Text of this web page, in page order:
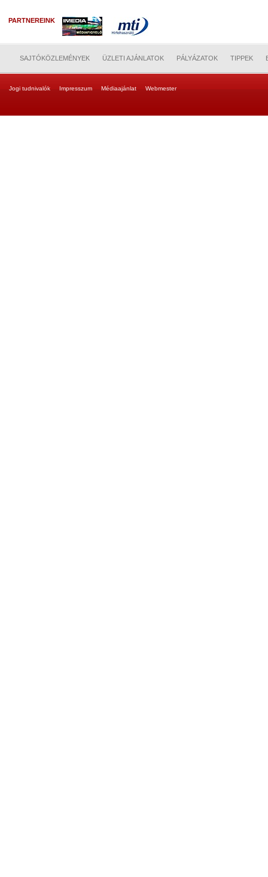
PARTNEREINK
SAJTÓKÖZLEMÉNYEK ÜZLETI AJÁNLATOK PÁLYÁZATOK TIPPEK
Jogi tudnivalók Impresszum Médiaajánlat Webmester